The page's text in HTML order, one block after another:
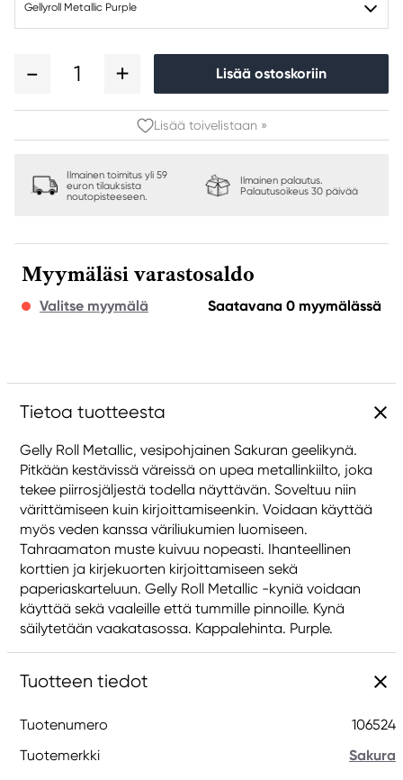
Gellyroll Metallic Purple
1 Lisää ostoskoriin
Lisää toivelistaan »
Ilmainen toimitus yli 59
euron tilauksista
noutopisteeseen.
Ilmainen palautus.
Palautusoikeus 30 päivää
Myymäläsi varastosaldo
Valitse myymälä Saatavana 0 myymälässä
Tietoa tuotteesta
Gelly Roll Metallic, vesipohjainen Sakuran geelikynä.
Pitkään kestävissä väreissä on upea metallinkiilto, joka
tekee piirrosjäljestä todella näyttävän. Soveltuu niin
värittämiseen kuin kirjoittamiseenkin. Voidaan käyttää
myös veden kanssa väriliukumien luomiseen.
Tahraamaton muste kuivuu nopeasti. Ihanteellinen
korttien ja kirjekuorten kirjoittamiseen sekä
paperiaskarteluun. Gelly Roll Metallic -kyniä voidaan
käyttää sekä vaaleille että tummille pinnoille. Kynä
säilytetään vaakatasossa. Kappalehinta. Purple.
Tuotteen tiedot
Tuotenumero
106524
Tuotemerkki
Sakura